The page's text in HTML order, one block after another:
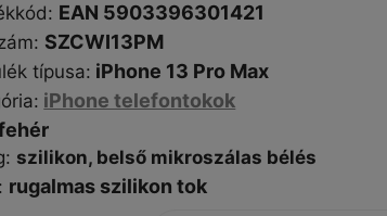
EAN 5903396301421
: SZCWI13PM
típusa: iPhone 13 Pro Max
: iPhone telefontokok
: szilikon, belső mikroszálas bélés
: rugalmas szilikon tok